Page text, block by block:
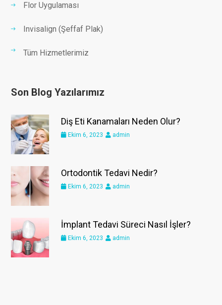
Flor Uygulaması
Invisalign (Şeffaf Plak)
Tüm Hizmetlerimiz
Son Blog Yazılarımız
Diş Eti Kanamaları Neden Olur?
Ekim 6, 2023 admin
Ortodontik Tedavi Nedir?
Ekim 6, 2023 admin
İmplant Tedavi Süreci Nasıl İşler?
Ekim 6, 2023 admin